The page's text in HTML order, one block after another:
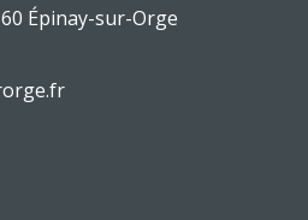
Épinay-sur-Orge